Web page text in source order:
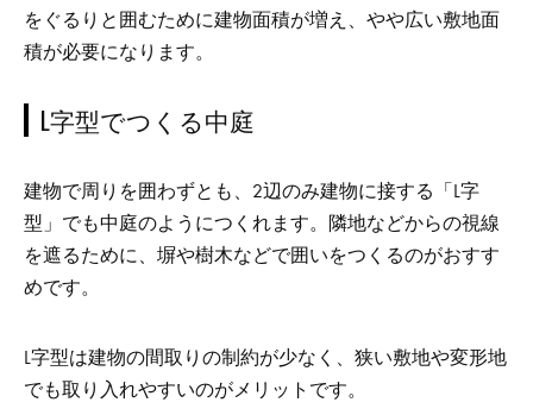
をぐるりと囲むために建物面積が増え、やや広い敷地面
積が必要になります。
L字型でつくる中庭
建物で周りを囲わずとも、2辺のみ建物に接する「L字
型」でも中庭のようにつくれます。隣地などからの視線
を遮るために、塀や樹木などで囲いをつくるのがおすす
めです。
L字型は建物の間取りの制約が少なく、狭い敷地や変形地
でも取り入れやすいのがメリットです。